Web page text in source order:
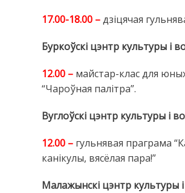
17.00-18.00 –дзіцячая
Буркоўскі цэнтр культуры і
12.00 –майстар-клас для
“Чароўная палітра”.
Вуглоўскі цэнтр культуры і
12.00 –гульнявая праграма
канікулы, вясёлая пара!”
Малажынскі цэнтр культуры